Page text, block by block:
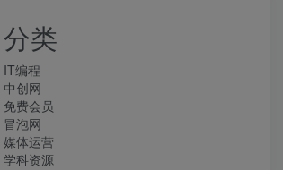
分类
IT编程
中创网
免费会员
冒泡网
媒体运营
学科资源